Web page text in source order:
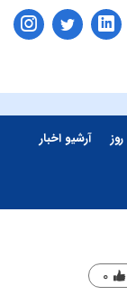
آرشیو اخبار
۰